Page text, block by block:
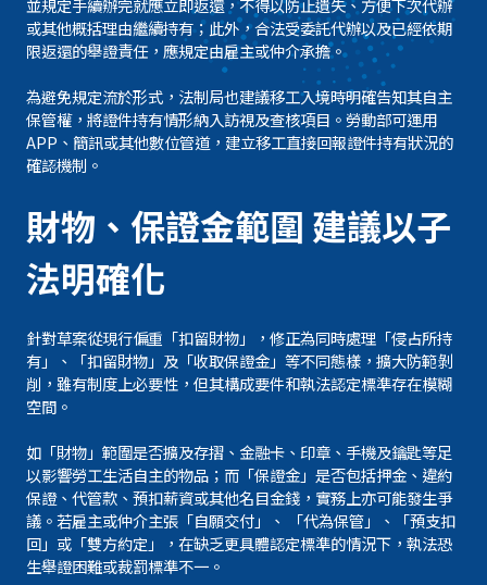
並規定手續辦完就應立即返還，不得以防止遺失、方便下次代辦
或其他概括理由繼續持有；此外，合法受委託代辦以及已經依期
限返還的舉證責任，應規定由雇主或仲介承擔。
為避免規定流於形式，法制局也建議移工入境時明確告知其自主
保管權，將證件持有情形納入訪視及查核項目。勞動部可運用
APP、簡訊或其他數位管道，建立移工直接回報證件持有狀況的
確認機制。
財物、保證金範圍 建議以子
法明確化
針對草案從現行偏重「扣留財物」，修正為同時處理「侵占所持
有」、「扣留財物」及「收取保證金」等不同態樣，擴大防範剝
削，雖有制度上必要性，但其構成要件和執法認定標準存在模糊
空間。
如「財物」範圍是否擴及存摺、金融卡、印章、手機及鑰匙等足
以影響勞工生活自主的物品；而「保證金」是否包括押金、違約
保證、代管款、預扣薪資或其他名目金錢，實務上亦可能發生爭
議。若雇主或仲介主張「自願交付」、 「代為保管」、「預支扣
回」或「雙方約定」，在缺乏更具體認定標準的情況下，執法恐
生舉證困難或裁罰標準不一。